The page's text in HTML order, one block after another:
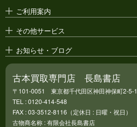
ご利用案内
その他サービス
お知らせ・ブログ
古本買取専門店 長島書店
〒101-0051 東京都千代田区神田神保町2-5-1
TEL : 0120-414-548
FAX : 03-3512-8116（定休日 : 日曜・祝日）
古物商名称 : 有限会社長島書店